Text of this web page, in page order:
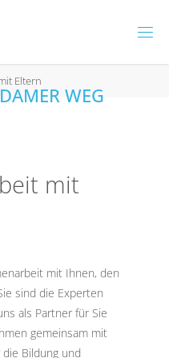
AMER WEG
Eltern
mit
mit Ihnen, den
sind die Experten
als Partner für Sie
gemeinsam mit
Bildung und